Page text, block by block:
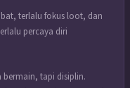
terlalu fokus loot, dan
percaya diri
bermain, tapi disiplin.